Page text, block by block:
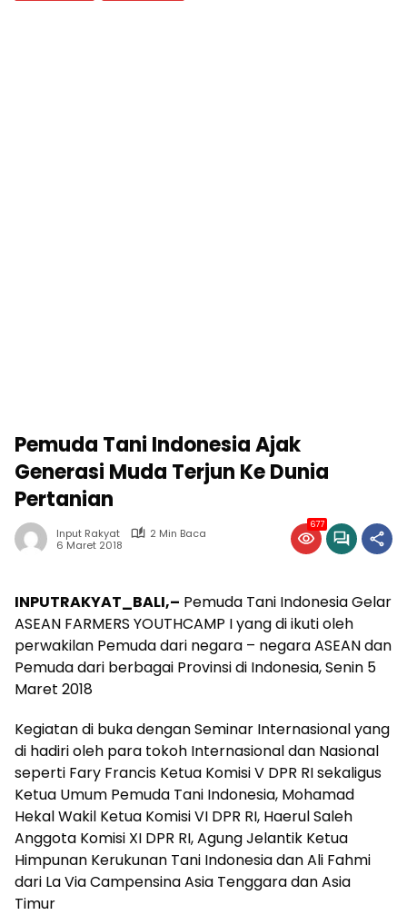
Pemuda Tani Indonesia Ajak
Generasi Muda Terjun Ke Dunia
Pertanian
Input Rakyat
2 Min Baca
6 Maret 2018
677
INPUTRAKYAT_BALI,– Pemuda Tani Indonesia Gelar
ASEAN FARMERS YOUTHCAMP I yang di ikuti oleh
perwakilan Pemuda dari negara – negara ASEAN dan
Pemuda dari berbagai Provinsi di Indonesia, Senin 5
Maret 2018
Kegiatan di buka dengan Seminar Internasional yang
di hadiri oleh para tokoh Internasional dan Nasional
seperti Fary Francis Ketua Komisi V DPR RI sekaligus
Ketua Umum Pemuda Tani Indonesia, Mohamad
Hekal Wakil Ketua Komisi VI DPR RI, Haerul Saleh
Anggota Komisi XI DPR RI, Agung Jelantik Ketua
Himpunan Kerukunan Tani Indonesia dan Ali Fahmi
dari La Via Campensina Asia Tenggara dan Asia
Timur